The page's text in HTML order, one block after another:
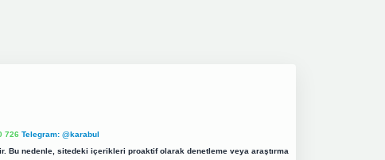
726 Telegram: @karabul
Bu nedenle, sitedeki içerikleri proaktif olarak denetleme veya araştırma